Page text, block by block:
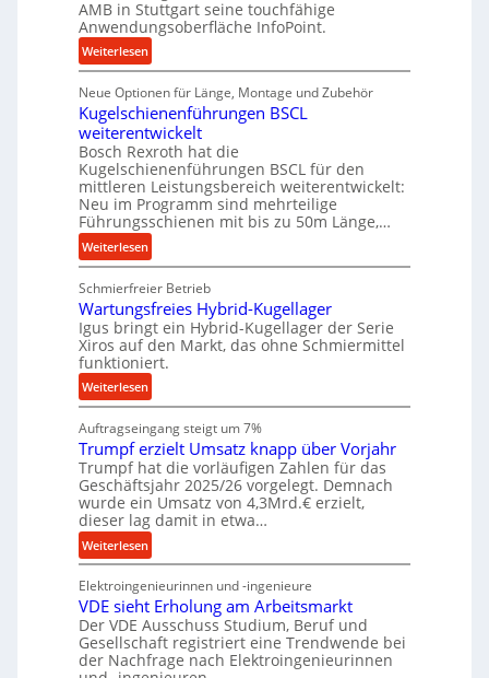
r
i
e
e
f
ü
r
r
a
u
e
U
m
g
e
b
u
n
e
n
AMB in Stuttgart seine touchfähige
Anwendungsoberfläche InfoPoint.
Weiterlesen:
D
i
g
i
t
a
e
r
W
k
z
e
u
g
k
r
e
i
s
l
a
u
f
Neue Optionen für Länge, Montage und Zubehör
Kugelschienenführungen BSCL
weiterentwickelt
Bosch Rexroth hat die
Kugelschienenführungen BSCL für den
mittleren Leistungsbereich weiterentwickelt:
Neu im Programm sind mehrteilige
Führungsschienen mit bis zu 50m Länge,…
Weiterlesen:
K
u
g
e
l
s
c
h
i
e
n
e
n
f
ü
r
u
n
g
Schmierfreier Betrieb
Wartungsfreies Hybrid-Kugellager
Igus bringt ein Hybrid-Kugellager der Serie
Xiros auf den Markt, das ohne Schmiermittel
funktioniert.
Weiterlesen:
W
a
r
t
u
n
g
s
r
e
i
e
Auftragseingang steigt um 7%
Trumpf erzielt Umsatz knapp über Vorjahr
Trumpf hat die vorläufigen Zahlen für das
Geschäftsjahr 2025/26 vorgelegt. Demnach
wurde ein Umsatz von 4,3Mrd.€ erzielt,
dieser lag damit in etwa…
Weiterlesen:
T
r
u
m
p
f
Elektroingenieurinnen und -ingenieure
VDE sieht Erholung am Arbeitsmarkt
Der VDE Ausschuss Studium, Beruf und
Gesellschaft registriert eine Trendwende bei
der Nachfrage nach Elektroingenieurinnen